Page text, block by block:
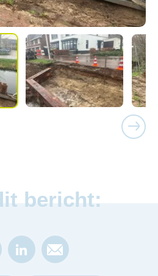
bericht: